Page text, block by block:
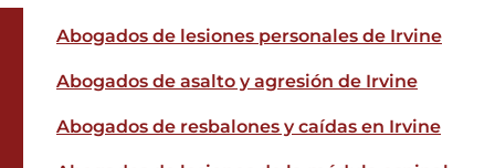
Abogados de lesiones personales de Irvine
Abogados de asalto y agresión de Irvine
Abogados de resbalones y caídas en Irvine